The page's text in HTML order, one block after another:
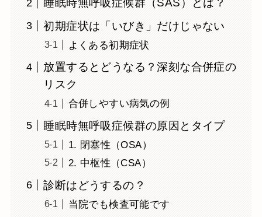
睡眠時無呼吸症候群（SAS）とは？
初期症状は「いびき」だけじゃない
よくある初期症状
放置するとどうなる？深刻な合併症の
リスク
合併しやすい病気の例
睡眠時無呼吸症候群の原因とタイプ
1. 閉塞性（OSA）
2. 中枢性（CSA）
診断はどうするの？
当院でも検査可能です